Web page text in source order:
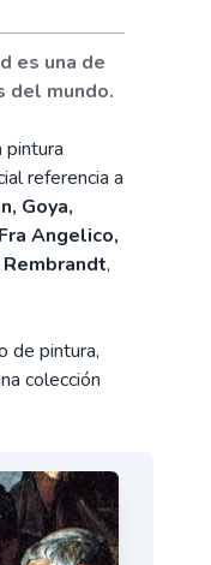
es una de
del mundo.
pintura
referencia a
Goya,
Angelico,
,
de pintura,
colección